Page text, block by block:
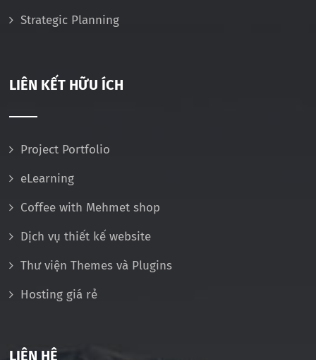
Strategic Planning
LIÊN KẾT HỮU ÍCH
Project Portfolio
eLearning
Coffee with Mehmet shop
Dịch vụ thiết kế website
Thư viện Themes và Plugins
Hosting giá rẻ
LIÊN HỆ